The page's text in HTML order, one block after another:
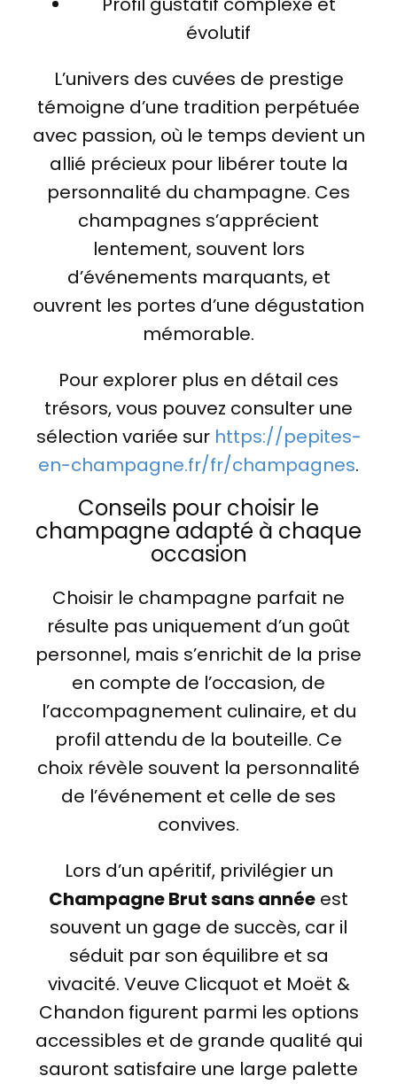
évolutif
L’univers des cuvées de prestige
témoigne d’une tradition perpétuée
avec passion, où le temps devient un
allié précieux pour libérer toute la
personnalité du champagne. Ces
champagnes s’apprécient
lentement, souvent lors
d’événements marquants, et
ouvrent les portes d’une dégustation
mémorable.
Pour explorer plus en détail ces
trésors, vous pouvez consulter une
sélection variée sur https://pepites-
en-champagne.fr/fr/champagnes.
Conseils pour choisir le
champagne adapté à chaque
occasion
Choisir le champagne parfait ne
résulte pas uniquement d’un goût
personnel, mais s’enrichit de la prise
en compte de l’occasion, de
l’accompagnement culinaire, et du
profil attendu de la bouteille. Ce
choix révèle souvent la personnalité
de l’événement et celle de ses
convives.
Lors d’un apéritif, privilégier un
Champagne Brut sans année est
souvent un gage de succès, car il
séduit par son équilibre et sa
vivacité. Veuve Clicquot et Moët &
Chandon figurent parmi les options
accessibles et de grande qualité qui
sauront satisfaire une large palette